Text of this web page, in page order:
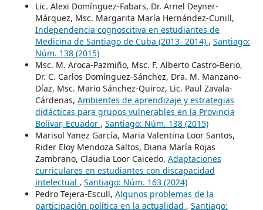
Lic. Alexi Domínguez-Fabars, Dr. Arnel Deyner-
Márquez, Msc. Margarita María Hernández-Cunill,
Independencia cognoscitiva en estudiantes de
Medicina de Santiago de Cuba (2013- 2014) , Santiago:
Núm. 138 (2015)
Msc. M. Aroca-Pazmiño, Msc. F. Alberto Castro-Berio,
Dr. C. Carlos Domínguez-Sánchez, Dra. M. Manzano-
Díaz, Msc. Mario Sánchez-Quiroz, Lic. Paul Zavala-
Cárdenas, Ambientes de aprendizaje y estrategias
didácticas para grupos vulnerables en la Provincia
Bolívar, Ecuador , Santiago: Núm. 138 (2015)
Marisol Yanez García, Maria Valentina Loor Santos,
Rider Eloy Mendoza Saltos, Diana María Rojas
Zambrano, Claudia Loor Caicedo, Adaptaciones
curriculares en estudiantes con discapacidad
intelectual , Santiago: Núm. 163 (2024)
Pedro Tejera-Escull, Algunos problemas de la
participación política en la actualidad , Santiago: